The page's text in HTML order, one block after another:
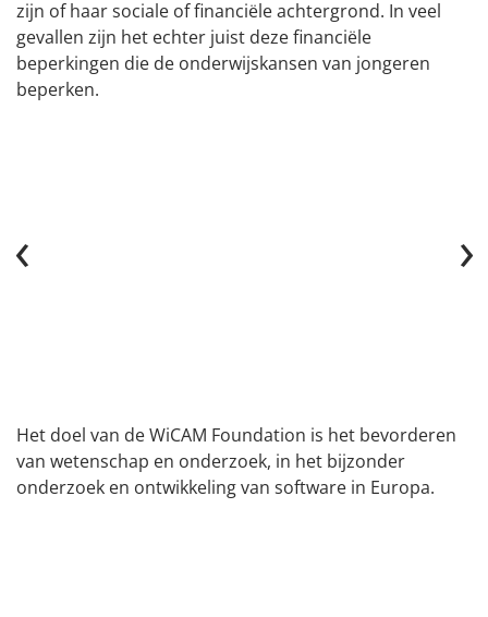
zijn of haar sociale of financiële achtergrond. In veel
gevallen zijn het echter juist deze financiële
beperkingen die de onderwijskansen van jongeren
beperken.
‹ ›
Het doel van de WiCAM Foundation is het bevorderen
van wetenschap en onderzoek, in het bijzonder
onderzoek en ontwikkeling van software in Europa.